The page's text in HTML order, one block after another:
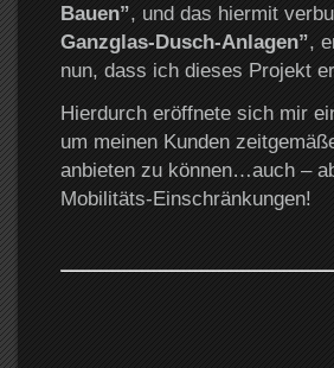
Bauen”, und das hiermit
Ganzglas-Dusch-Anlagen”,
nun, dass ich dieses Projekt
Hierdurch eröffnete sich mir
um meinen Kunden
anbieten zu können…auch –
Mobilitäts-Einschränkungen!